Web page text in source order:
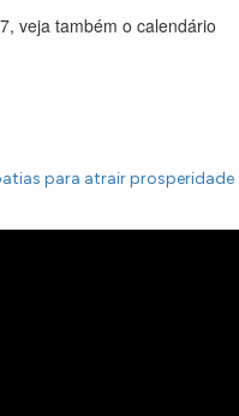
veja também o calendário
para atrair prosperidade